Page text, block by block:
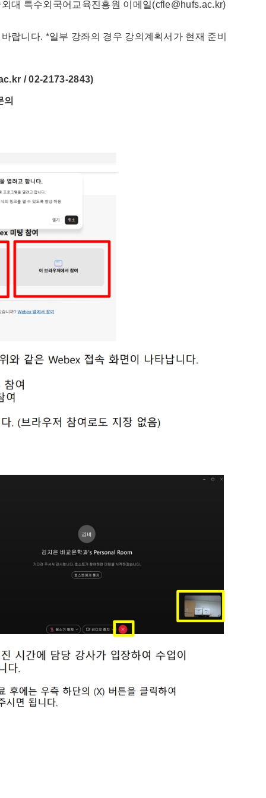
대 특수외국어교육진흥원 이메일(cfle@hufs.ac.kr)
랍니다. *일부 강좌의 경우 강의계획서가 현재 준비
/ 02-2173-2843)
의